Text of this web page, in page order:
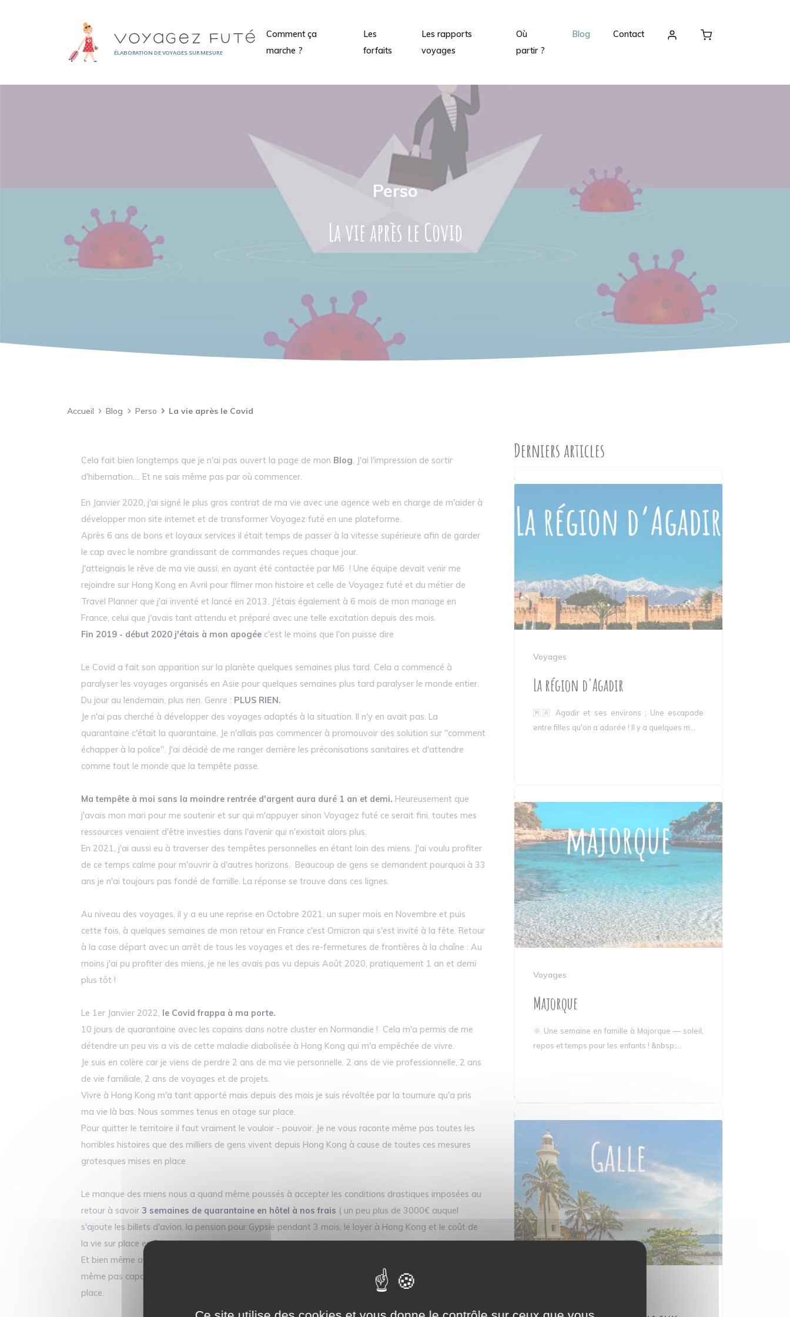
ÉLABORATION DE VOYAGES SUR MESURE
Comment ça
marche ?
Les
forfaits
Les rapports
voyages
Où
partir ?
Blog Contact
Perso
La vie après le Covid
Accueil Blog Perso La vie après le Covid
Cela fait bien longtemps que je n'ai pas ouvert la page de mon Blog. J'ai l'impression de sortir
d'hibernation.... Et ne sais même pas par où commencer.
En Janvier 2020, j'ai signé le plus gros contrat de ma vie avec une agence web en charge de m'aider à
développer mon site internet et de transformer Voyagez futé en une plateforme.
Après 6 ans de bons et loyaux services il était temps de passer à la vitesse supérieure afin de garder
le cap avec le nombre grandissant de commandes reçues chaque jour.
J'atteignais le rêve de ma vie aussi, en ayant été contactée par M6 ! Une équipe devait venir me
rejoindre sur Hong Kong en Avril pour filmer mon histoire et celle de Voyagez futé et du métier de
Travel Planner que j'ai inventé et lancé en 2013. J'étais également à 6 mois de mon mariage en
France, celui que j'avais tant attendu et préparé avec une telle excitation depuis des mois.
Fin 2019 - début 2020 j'étais à mon apogée c'est le moins que l'on puisse dire
Le Covid a fait son apparition sur la planète quelques semaines plus tard. Cela a commencé à
paralyser les voyages organisés en Asie pour quelques semaines plus tard paralyser le monde entier.
Du jour au lendemain, plus rien. Genre : PLUS RIEN.
Je n'ai pas cherché à développer des voyages adaptés à la situation. Il n'y en avait pas. La
quarantaine c'était la quarantaine. Je n'allais pas commencer à promouvoir des solution sur "comment
échapper à la police". J'ai décidé de me ranger derrière les préconisations sanitaires et d'attendre
comme tout le monde que la tempête passe.
Ma tempête à moi sans la moindre rentrée d'argent aura duré 1 an et demi. Heureusement que
j'avais mon mari pour me soutenir et sur qui m'appuyer sinon Voyagez futé ce serait fini, toutes mes
ressources venaient d'être investies dans l'avenir qui n'existait alors plus.
En 2021, j'ai aussi eu à traverser des tempêtes personnelles en étant loin des miens. J'ai voulu profiter
de ce temps calme pour m'ouvrir à d'autres horizons. Beaucoup de gens se demandent pourquoi à 33
ans je n'ai toujours pas fondé de famille. La réponse se trouve dans ces lignes.
Au niveau des voyages, il y a eu une reprise en Octobre 2021, un super mois en Novembre et puis
cette fois, à quelques semaines de mon retour en France c'est Omicron qui s'est invité à la fête. Retour
à la case départ avec un arrêt de tous les voyages et des re-fermetures de frontières à la chaîne : Au
moins j'ai pu profiter des miens, je ne les avais pas vu depuis Août 2020, pratiquement 1 an et demi
plus tôt !
Le 1er Janvier 2022, le Covid frappa à ma porte.
10 jours de quarantaine avec les copains dans notre cluster en Normandie ! Cela m'a permis de me
détendre un peu vis a vis de cette maladie diabolisée à Hong Kong qui m'a empêchée de vivre.
Je suis en colère car je viens de perdre 2 ans de ma vie personnelle. 2 ans de vie professionnelle, 2 ans
de vie familiale, 2 ans de voyages et de projets.
Vivre à Hong Kong m'a tant apporté mais depuis des mois je suis révoltée par la tournure qu'a pris
ma vie là bas. Nous sommes tenus en otage sur place.
Pour quitter le territoire il faut vraiment le vouloir - pouvoir. Je ne vous raconte même pas toutes les
horribles histoires que des milliers de gens vivent depuis Hong Kong à cause de toutes ces mesures
grotesques mises en place.
Le manque des miens nous a quand même poussés à accepter les conditions drastiques imposées au
retour à savoir 3 semaines de quarantaine en hôtel à nos frais ( un peu plus de 3000€ auquel
s'ajoute les billets d'avion, la pension pour Gypsie pendant 3 mois, le loyer à Hong Kong et le coût de
la vie sur place en France)
Et bien même avec cela Hong Kong a réussi à bannir 8 pays de son territoire dont la France. Je ne suis
même pas capable de rentrer chez moi en étant permanent résident après plus de 8 ans de vie sur
place.
Derniers articles
Voyages
La région d'Agadir
🇲🇦 Agadir et ses environs : Une escapade
entre filles qu'on a adorée ! Il y a quelques m...
Voyages
Majorque
🌞 Une semaine en famille à Majorque — soleil,
repos et temps pour les enfants ! &nbsp;...